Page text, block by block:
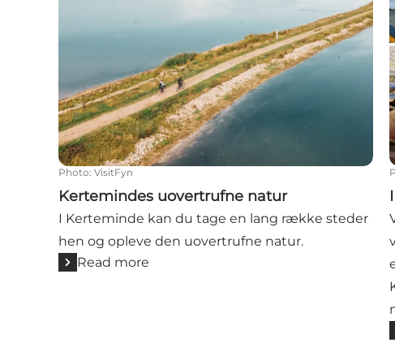
Photo: VisitFyn
Kertemindes uovertrufne natur
I Kerteminde kan du tage en lang række steder
hen og opleve den uovertrufne natur.
Read more